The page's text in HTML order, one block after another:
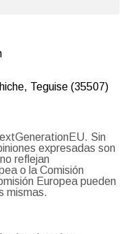
Teguise (35507)
Sin
expresadas son
reflejan
o la Comisión
Europea pueden
mismas.